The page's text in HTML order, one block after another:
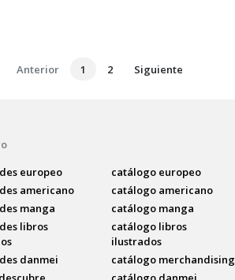
Anterior 1 2 Siguiente
europeo
americano
manga
libros
danmei
catálogo europeo
catálogo americano
catálogo manga
catálogo libros
ilustrados
catálogo merchandising